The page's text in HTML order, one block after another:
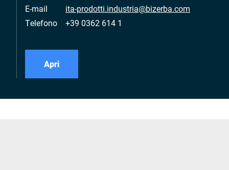
E-mail
ita-prodotti.industria@bizerba.com
Telefono
+39 0362 614 1
Apri